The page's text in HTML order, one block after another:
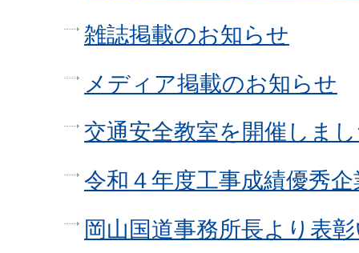
雑誌掲載のお知らせ
メディア掲載のお知らせ
交通安全教室を開催しま
令和４年度工事成績優秀
岡山国道事務所長より表